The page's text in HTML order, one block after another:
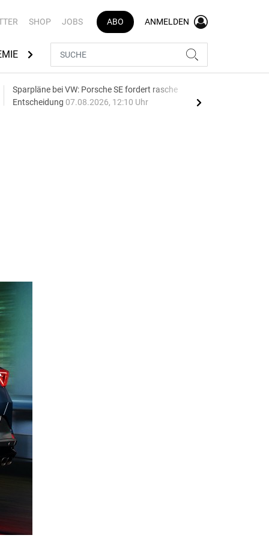
SHOP JOBS ABO ANMELDEN
AUTOMARKEN
Sparpläne bei VW: Porsche SE fordert rasche
Entscheidung 07.08.2026, 12:10 Uhr